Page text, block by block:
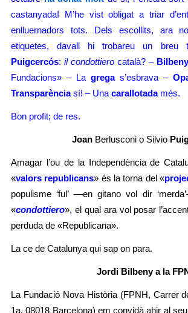
castanyada! M’he vist obligat a triar
enlluernadors tots. Dels escollits, ara
etiquetes, davall hi trobareu un breu
Puigcercós: il condottiero català? – Bilbeny
Fundacions» – La gregas’esbrava –
Transparènciasí! – Una carallotada més.
Bon profit; de res.
JoanBerlusconi o Silvio
Amagar l’ou de la Independència de
«valors republicans» és la torna del «
populisme ‘ful’ —en gitano vol dir ‘merda’
«condottiero», el qual ara vol posar
perduda de «Republicana».
La ce de Catalunya qui sap on para.
Jordi Bilbeny a la
La Fundació Nova Història (FPNH, Carrer
1a, 08018 Barcelona) em convidà ahir al